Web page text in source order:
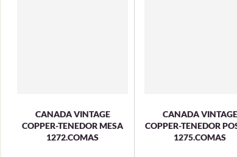
CANADA VINTAGE
COPPER-TENEDOR MESA
1272.COMAS
CANADA VINTAGE
COPPER-TENEDOR
1275.COMAS